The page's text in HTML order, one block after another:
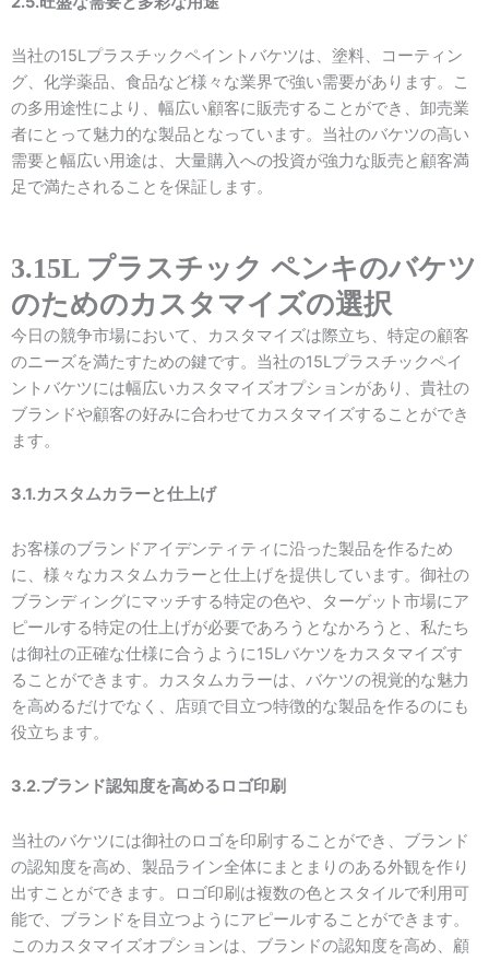
当社の15Lプラスチックペイントバケツは、塗料、コーティン
グ、化学薬品、食品など様々な業界で強い需要があります。こ
の多用途性により、幅広い顧客に販売することができ、卸売業
者にとって魅力的な製品となっています。当社のバケツの高い
需要と幅広い用途は、大量購入への投資が強力な販売と顧客満
足で満たされることを保証します。
3.15L プラスチック ペンキのバケツ
のためのカスタマイズの選択
今日の競争市場において、カスタマイズは際立ち、特定の顧客
のニーズを満たすための鍵です。当社の15Lプラスチックペイ
ントバケツには幅広いカスタマイズオプションがあり、貴社の
ブランドや顧客の好みに合わせてカスタマイズすることができ
ます。
3.1.カスタムカラーと仕上げ
お客様のブランドアイデンティティに沿った製品を作るため
に、様々なカスタムカラーと仕上げを提供しています。御社の
ブランディングにマッチする特定の色や、ターゲット市場にア
ピールする特定の仕上げが必要であろうとなかろうと、私たち
は御社の正確な仕様に合うように15Lバケツをカスタマイズす
ることができます。カスタムカラーは、バケツの視覚的な魅力
を高めるだけでなく、店頭で目立つ特徴的な製品を作るのにも
役立ちます。
3.2.ブランド認知度を高めるロゴ印刷
当社のバケツには御社のロゴを印刷することができ、ブランド
の認知度を高め、製品ライン全体にまとまりのある外観を作り
出すことができます。ロゴ印刷は複数の色とスタイルで利用可
能で、ブランドを目立つようにアピールすることができます。
このカスタマイズオプションは、ブランドの認知度を高め、顧